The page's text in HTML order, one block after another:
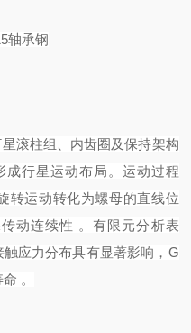
轴承钢
滚柱组、内齿圈及保持架构
成行星运动布局。运动过程
转运动转化为螺母的直线位
动连续性 。有限元分析表
应力分布具有显著影响， G
命 。